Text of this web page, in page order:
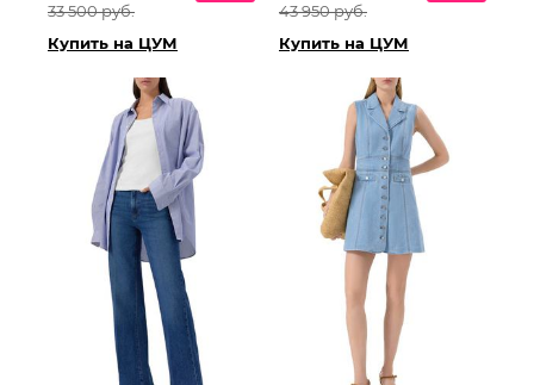
33 500 руб.
Купить на ЦУМ
43 950 руб.
Купить на ЦУМ